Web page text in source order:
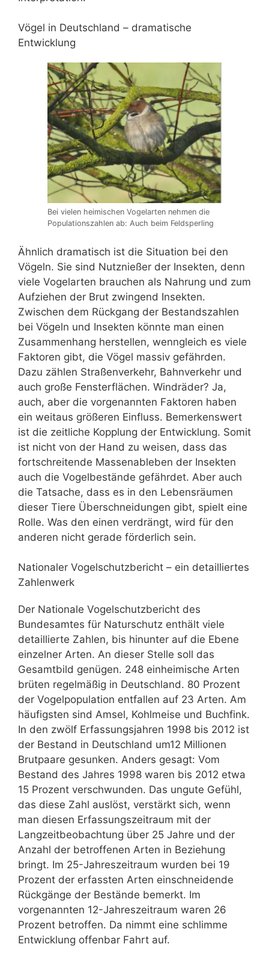
Vögel in Deutschland – dramatische
Entwicklung
Bei vielen heimischen Vogelarten nehmen die
Populationszahlen ab: Auch beim Feldsperling
Ähnlich dramatisch ist die Situation bei den
Vögeln. Sie sind Nutznießer der Insekten, denn
viele Vogelarten brauchen als Nahrung und zum
Aufziehen der Brut zwingend Insekten.
Zwischen dem Rückgang der Bestandszahlen
bei Vögeln und Insekten könnte man einen
Zusammenhang herstellen, wenngleich es viele
Faktoren gibt, die Vögel massiv gefährden.
Dazu zählen Straßenverkehr, Bahnverkehr und
auch große Fensterflächen. Windräder? Ja,
auch, aber die vorgenannten Faktoren haben
ein weitaus größeren Einfluss. Bemerkenswert
ist die zeitliche Kopplung der Entwicklung. Somit
ist nicht von der Hand zu weisen, dass das
fortschreitende Massenableben der Insekten
auch die Vogelbestände gefährdet. Aber auch
die Tatsache, dass es in den Lebensräumen
dieser Tiere Überschneidungen gibt, spielt eine
Rolle. Was den einen verdrängt, wird für den
anderen nicht gerade förderlich sein.
Nationaler Vogelschutzbericht – ein detailliertes
Zahlenwerk
Der Nationale Vogelschutzbericht des
Bundesamtes für Naturschutz enthält viele
detaillierte Zahlen, bis hinunter auf die Ebene
einzelner Arten. An dieser Stelle soll das
Gesamtbild genügen. 248 einheimische Arten
brüten regelmäßig in Deutschland. 80 Prozent
der Vogelpopulation entfallen auf 23 Arten. Am
häufigsten sind Amsel, Kohlmeise und Buchfink.
In den zwölf Erfassungsjahren 1998 bis 2012 ist
der Bestand in Deutschland um12 Millionen
Brutpaare gesunken. Anders gesagt: Vom
Bestand des Jahres 1998 waren bis 2012 etwa
15 Prozent verschwunden. Das ungute Gefühl,
das diese Zahl auslöst, verstärkt sich, wenn
man diesen Erfassungszeitraum mit der
Langzeitbeobachtung über 25 Jahre und der
Anzahl der betroffenen Arten in Beziehung
bringt. Im 25-Jahreszeitraum wurden bei 19
Prozent der erfassten Arten einschneidende
Rückgänge der Bestände bemerkt. Im
vorgenannten 12-Jahreszeitraum waren 26
Prozent betroffen. Da nimmt eine schlimme
Entwicklung offenbar Fahrt auf.